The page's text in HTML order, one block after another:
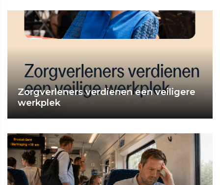
Zorgverleners verdienen een veiligere
werkplek